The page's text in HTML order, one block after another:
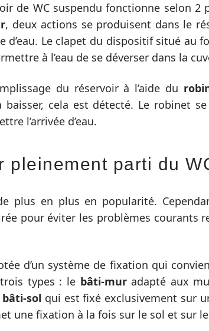
de WC suspendu fonctionne selon 2
, deux actions se produisent dans le
d’eau. Le clapet du dispositif situé au
à l’eau de se déverser dans la
du réservoir à l’aide du
baisser, cela est détecté. Le robinet
l’arrivée d’eau.
pleinement parti du
plus en plus en popularité.
pour éviter les problèmes courants
d’un système de fixation qui
types : le bâti-muradapté aux
bâti-sol qui est fixé exclusivement sur
une fixation à la fois sur le sol et sur